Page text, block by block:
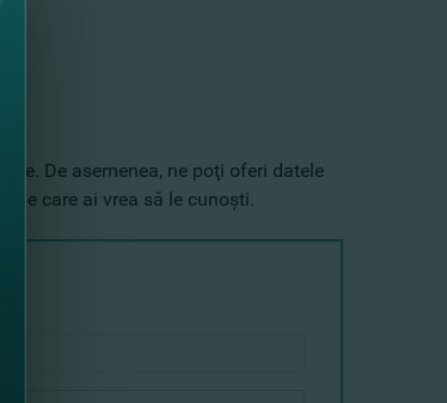
De asemenea, ne poţi oferi datele
pe care ai vrea să le cunoşti.